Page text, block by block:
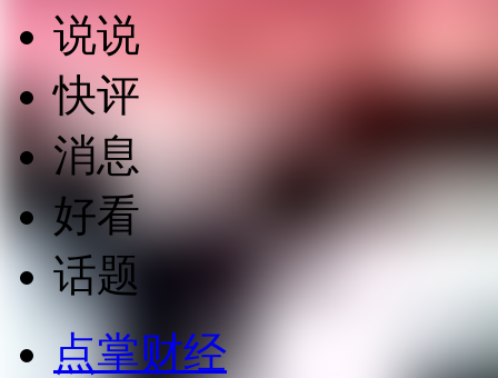
说说
快评
消息
好看
话题
点掌财经